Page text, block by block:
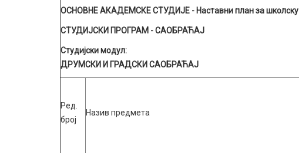
ОСНОВНЕ АКАДЕМСКЕ СТУДИЈЕ - Наставни план за школску
СТУДИЈСКИ ПРОГРАМ - САОБРАЋАЈ
Студијски модул:
ДРУМСКИ И ГРАДСКИ САОБРАЋАЈ
Ред.
број
Назив предмета